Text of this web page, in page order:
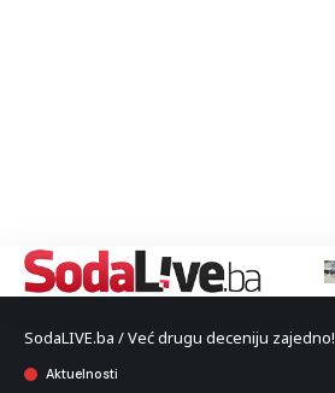
SodaLIVE.ba / Već drugu deceniju zajedno!
Aktuelnosti